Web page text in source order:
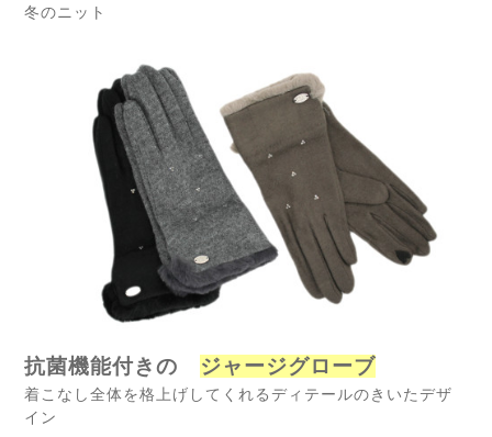
冬のニット
抗菌機能付きの ジャージグローブ
着こなし全体を格上げしてくれるディテールのきいたデザ
イン